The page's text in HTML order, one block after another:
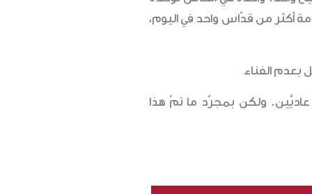
أكثر من قدّاس واحد في اليوم،
بعدم الفناء
خبز وخمر عاديَّين. ولكن بمجرّد ما تمّ هذا